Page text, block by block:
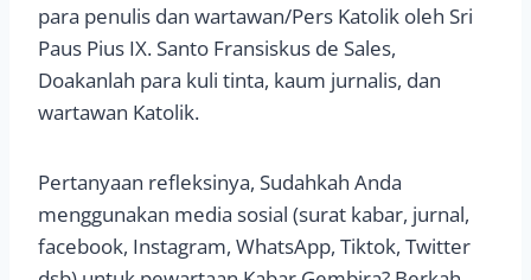
para penulis dan wartawan/Pers Katolik oleh Sri
Paus Pius IX. Santo Fransiskus de Sales,
Doakanlah para kuli tinta, kaum jurnalis, dan
wartawan Katolik.
Pertanyaan refleksinya, Sudahkah Anda
menggunakan media sosial (surat kabar, jurnal,
facebook, Instagram, WhatsApp, Tiktok, Twitter